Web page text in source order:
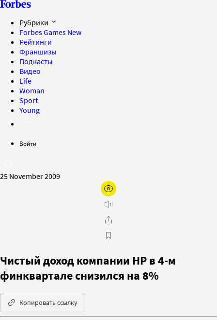
Рубрики
Forbes Games New
Рейтинги
Франшизы
Подкасты
Видео
Life
Woman
Sport
Young
Войти
25 November 2009
Чистый доход компании HP в 4-м
финквартале снизился на 8%
Копировать ссылку